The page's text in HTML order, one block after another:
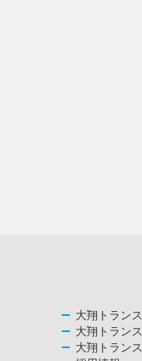
大翔トラン
大翔トラン
大翔トラン